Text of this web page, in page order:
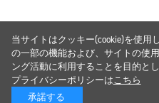
当サイトはクッキー(cookie)を使用
の一部の機能および、サイトの使
ング活動に利用することを目的とし
プライバシーポリシーはこちら
承諾する